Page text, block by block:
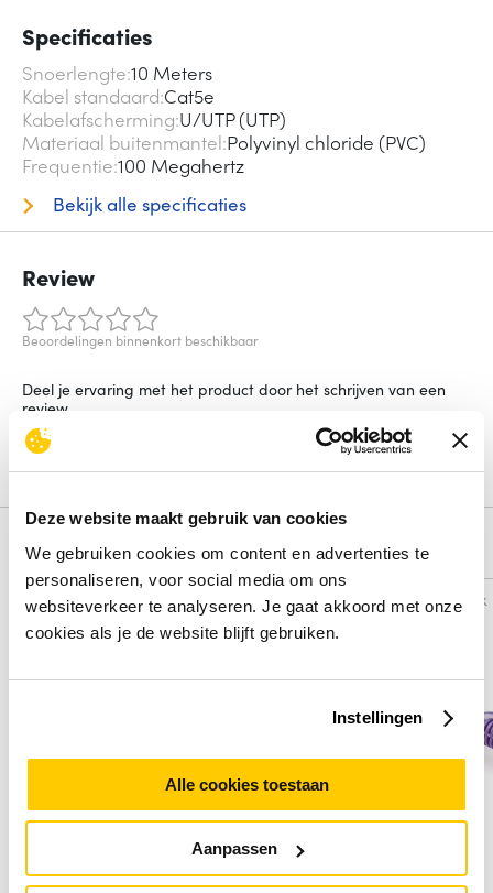
Deze website maakt gebruik van cookies
We gebruiken cookies om content en advertenties te
personaliseren, voor social media om ons
websiteverkeer te analyseren. Je gaat akkoord met onze
cookies als je de website blijft gebruiken.
Instellingen
Alle cookies toestaan
Aanpassen
Specificaties
Snoerlengte 10 Meters
Kabel standaard Cat5e
Kabelafscherming U/UTP (UTP)
Materiaal buitenmantel Polyvinyl chloride (PVC)
Frequentie 100 Megahertz
Bekijk alle specificaties
Review
Beoordelingen binnenkort beschikbaar
Deel je ervaring met het product door het schrijven van een
review.
Schrijf een review
Alternatieven
Vergelijk Vergelijk